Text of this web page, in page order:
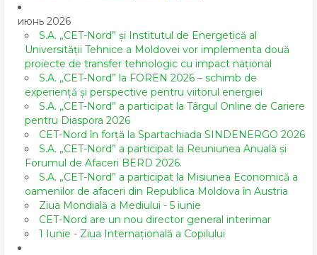
июнь 2026
S.A. „CET-Nord” și Institutul de Energetică al
Universității Tehnice a Moldovei vor implementa două
proiecte de transfer tehnologic cu impact național
S.A. „CET-Nord” la FOREN 2026 – schimb de
experiență și perspective pentru viitorul energiei
S.A. „CET-Nord” a participat la Târgul Online de Cariere
pentru Diaspora 2026
CET-Nord în forță la Spartachiada SINDENERGO 2026
S.A. „CET-Nord” a participat la Reuniunea Anuală și
Forumul de Afaceri BERD 2026.
S.A. „CET-Nord” a participat la Misiunea Economică a
oamenilor de afaceri din Republica Moldova în Austria
Ziua Mondială a Mediului - 5 iunie
CET-Nord are un nou director general interimar
1 Iunie - Ziua Internațională a Copilului